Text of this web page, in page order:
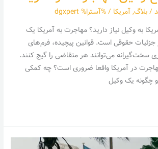
/بلاگ,آمریکا / %آسترا% dgxpert
به وکیل نیاز دارید؟ مهاجرت به آمریکا یک
حقوقی است. قوانین پیچیده، فرم‌های
سخت‌گیرانه می‌توانند هر متقاضی را گیج کنند.
در آمریکا واقعا ضروری است؟ چه کمکی
چگونه یک وکیل